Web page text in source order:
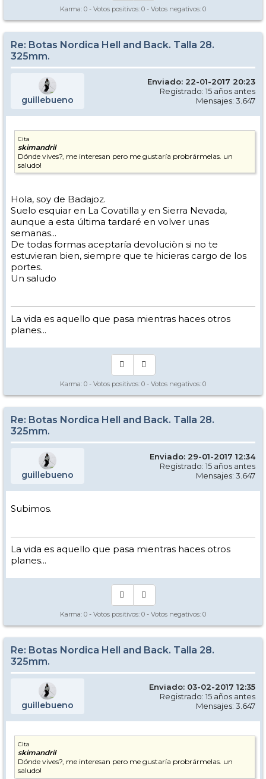
Karma: 0 - Votos positivos: 0 - Votos negativos: 0
Re: Botas Nordica Hell and Back. Talla 28.
325mm.
guillebueno
Enviado: 22-01-2017 20:23
Registrado: 15 años antes
Mensajes: 3.647
Cita
skimandril
Dónde vives?, me interesan pero me gustaría probrármelas. un
saludo!
Hola, soy de Badajoz.
Suelo esquiar en La Covatilla y en Sierra Nevada,
aunque a esta última tardaré en volver unas
semanas...
De todas formas aceptaría devoluciòn si no te
estuvieran bien, siempre que te hicieras cargo de los
portes.
Un saludo
La vida es aquello que pasa mientras haces otros
planes...
Karma: 0 - Votos positivos: 0 - Votos negativos: 0
Re: Botas Nordica Hell and Back. Talla 28.
325mm.
guillebueno
Enviado: 29-01-2017 12:34
Registrado: 15 años antes
Mensajes: 3.647
Subimos.
La vida es aquello que pasa mientras haces otros
planes...
Karma: 0 - Votos positivos: 0 - Votos negativos: 0
Re: Botas Nordica Hell and Back. Talla 28.
325mm.
guillebueno
Enviado: 03-02-2017 12:35
Registrado: 15 años antes
Mensajes: 3.647
Cita
skimandril
Dónde vives?, me interesan pero me gustaría probrármelas. un
saludo!